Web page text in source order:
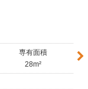
専有面積
28m²